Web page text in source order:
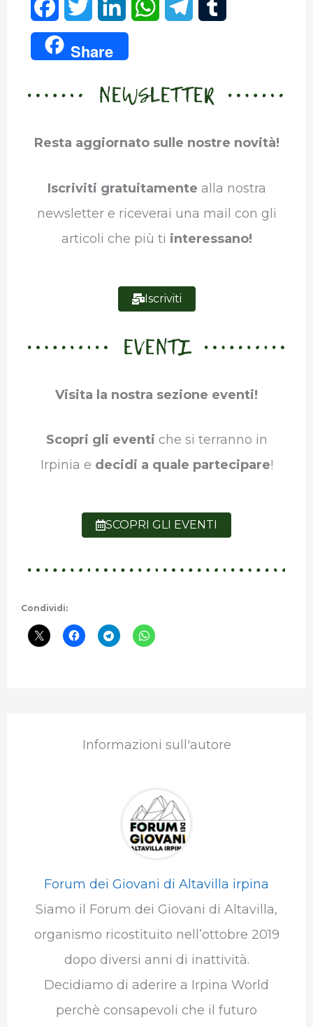
a
c
e
o
w
i
e
i
n
k
d
W
t
A
e
r
b
r
Share
NEWSLETTER
Resta aggiornato sulle nostre novità!
Iscriviti gratuitamente alla nostra
newsletter e riceverai una mail con gli
articoli che più ti interessano!
Iscriviti
EVENTI
Visita la nostra sezione eventi!
Scopri gli eventi che si terranno in
Irpinia e decidi a quale partecipare!
SCOPRI GLI EVENTI
Condividi:
Informazioni sull'autore
Forum dei Giovani di Altavilla irpina
Siamo il Forum dei Giovani di Altavilla,
organismo ricostituito nell’ottobre 2019
dopo diversi anni di inattività.
Decidiamo di aderire a Irpina World
perchè consapevoli che il futuro